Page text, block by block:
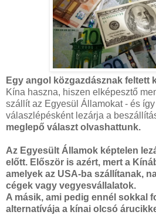
Egy angol közgazdásznak feltett
Kína haszna, hiszen elképesztő
szállít az Egyesül Államokat - és
válaszlépésként lezárja a
meglepő választ olvashattunk.
Az Egyesült Államok képtelen
előtt. Először is azért, mert a
amelyek az USA-ba szállítanak,
cégek vagy vegyesvállalatok.
A másik, ami pedig ennél sokkal
alternatívája a kínai olcsó